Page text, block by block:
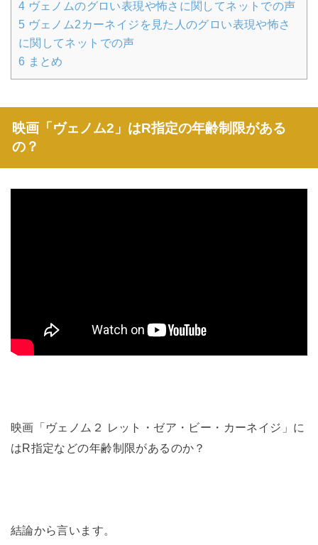
4 ヴェノムのグロい表現や怖さに関してネットでの声
5 ヴェノム2カーネイジを見た人のグロい表現や怖さ
に関してネットでの声
6 まとめ
映画「ヴェノム2」はR指定の年齢制限がある
の？
映画「ヴェノム２ レット・ゼア・ビー・カーネイジ」に
はR指定などの年齢制限があるのか？
結論から言います。